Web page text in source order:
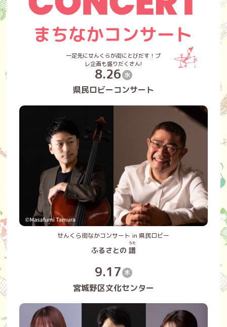
一足先にせんくらが街にとびだす！プ
レ企画も盛りだくさん!
8.26 水
県民ロビーコンサート
せんくら街なかコンサート in 県民ロビー
ふるさとの 譜
うた
9.17 木
宮城野区文化センター